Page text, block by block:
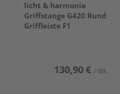
licht & harmonie
Griffstange G420 Rund
Griffleiste F1
130,90 € / Stk.